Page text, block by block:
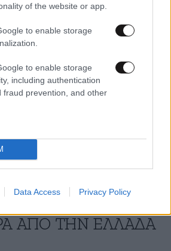
of the website or app.
to enable storage
to enable storage
including authentication
fraud prevention, and other
Data Access Privacy Policy
3 με 4 και στα νότια πελάγη
Βαθμιαία στα δυτικά θα
άνεμοι, στο Ιόνιο
πτώση στα βόρεια.
Newsbeastστο Viber και
ΑΠΟ ΤΗΝ ΕΛΛΑΔΑ